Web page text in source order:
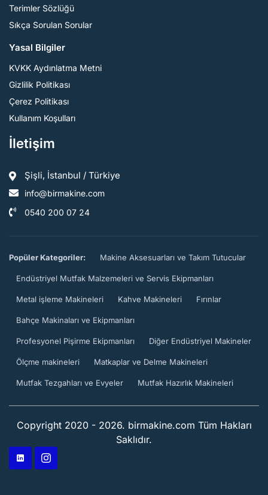
Terimler Sözlüğü
Sıkça Sorulan Sorular
Yasal Bilgiler
KVKK Aydınlatma Metni
Gizlilik Politikası
Çerez Politikası
Kullanım Koşulları
İletişim
Şişli, İstanbul / Türkiye
info@birmakine.com
0540 200 07 24
Popüler Kategoriler: Makine Aksesuarları ve Takım Tutucular
Endüstriyel Mutfak Malzemeleri ve Servis Ekipmanları
Metal işleme Makineleri Kahve Makineleri Fırınlar
Bahçe Makinaları ve Ekipmanları
Profesyonel Pişirme Ekipmanları Diğer Endüstriyel Makineler
Ölçme makineleri Matkaplar ve Delme Makineleri
Mutfak Tezgahları ve Evyeler Mutfak Hazırlık Makineleri
Copyright 2020 - 2026. birmakine.com Tüm Hakları
Saklıdır.